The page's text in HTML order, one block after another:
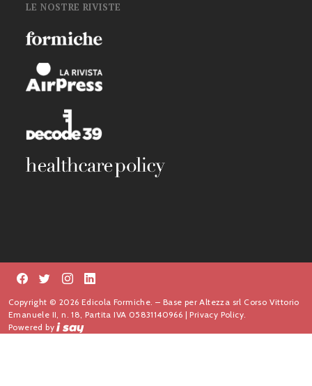
LE NOSTRE RIVISTE
Copyright © 2026 Edicola Formiche. – Base per Altezza srl Corso Vittorio
Emanuele II, n. 18, Partita IVA 05831140966 |Privacy Policy.
Powered by